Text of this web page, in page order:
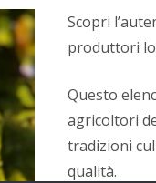
Scopri
produttori
Questo
agricoltori
tradizioni
qualità.